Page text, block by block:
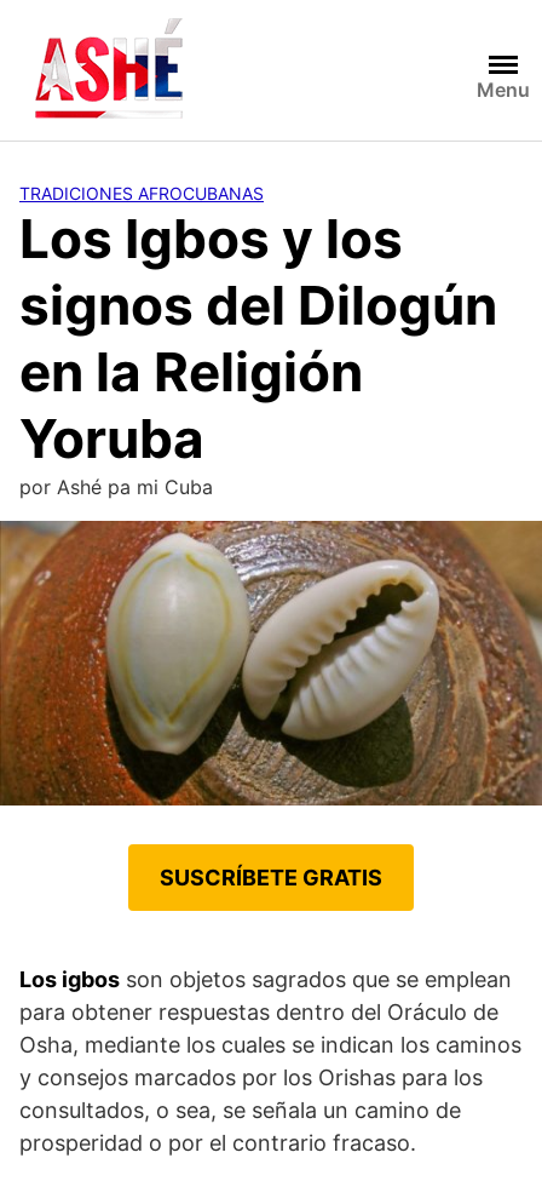
contenido
Menu
TRADICIONES AFROCUBANAS
Los Igbos y los
signos del Dilogún
en la Religión
Yoruba
por Ashé pa mi Cuba
SUSCRÍBETE GRATIS
Los igbos son objetos sagrados que se emplean
para obtener respuestas dentro del Oráculo de
Osha, mediante los cuales se indican los caminos
y consejos marcados por los Orishas para los
consultados, o sea, se señala un camino de
prosperidad o por el contrario fracaso.